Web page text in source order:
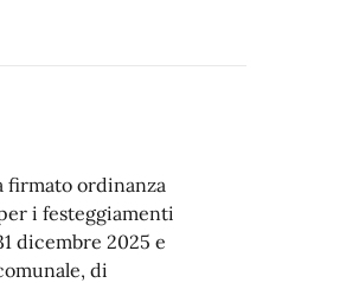
firmato ordinanza
i festeggiamenti
dicembre 2025 e
di